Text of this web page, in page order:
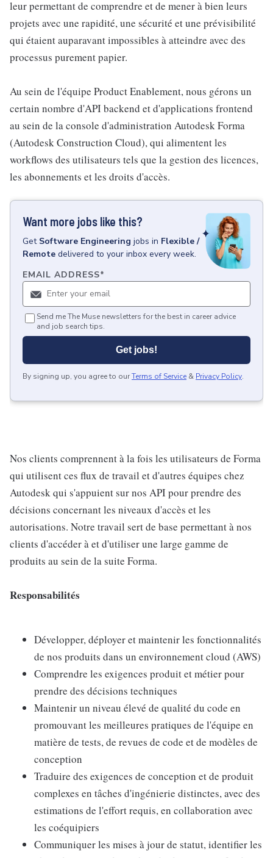
leur permettant de comprendre et de mener à bien leurs
projets avec une rapidité, une sécurité et une prévisibilité
qui étaient auparavant impossibles à atteindre avec des
processus purement papier.
Au sein de l'équipe Product Enablement, nous gérons un
certain nombre d'API backend et d'applications frontend
au sein de la console d'administration Autodesk Forma
(Autodesk Construction Cloud), qui alimentent les
workflows des utilisateurs tels que la gestion des licences,
les abonnements et les droits d'accès.
Want more jobs like this?
Get Software Engineering jobs in Flexible /
Remote delivered to your inbox every week.
EMAIL ADDRESS*
Send me The Muse newsletters for the best in career advice
and job search tips.
Get jobs!
By signing up, you agree to ourTerms of Service & Privacy Policy.
Nos clients comprennent à la fois les utilisateurs de Forma
qui utilisent ces flux de travail et d'autres équipes chez
Autodesk qui s'appuient sur nos API pour prendre des
décisions concernant les niveaux d'accès et les
autorisations. Notre travail sert de base permettant à nos
clients d'accéder à et d'utiliser une large gamme de
produits au sein de la suite Forma.
Responsabilités
Développer, déployer et maintenir les fonctionnalités
de nos produits dans un environnement cloud (AWS)
Comprendre les exigences produit et métier pour
prendre des décisions techniques
Maintenir un niveau élevé de qualité du code en
promouvant les meilleures pratiques de l'équipe en
matière de tests, de revues de code et de modèles de
conception
Traduire des exigences de conception et de produit
complexes en tâches d'ingénierie distinctes, avec des
estimations de l'effort requis, en collaboration avec
les coéquipiers
Communiquer les mises à jour de statut, identifier les